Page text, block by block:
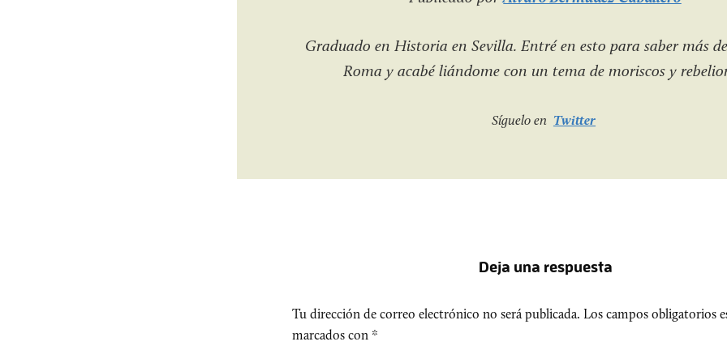
Graduado en Historia en Sevilla. Entré en esto para saber más
Roma y acabé liándome con un tema de moriscos y
Síguelo en Twitter
Deja una respuesta
Tu dirección de correo electrónico no será publicada. Los campos obligatorios
marcados con *